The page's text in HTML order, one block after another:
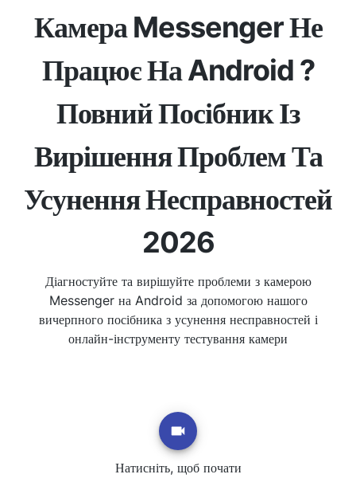
Камера Messenger Не
Працює На Android ?
Повний Посібник Із
Вирішення Проблем Та
Усунення Несправностей
2026
Діагностуйте та вирішуйте проблеми з камерою
Messenger на Android за допомогою нашого
вичерпного посібника з усунення несправностей і
онлайн-інструменту тестування камери
Натисніть, щоб почати